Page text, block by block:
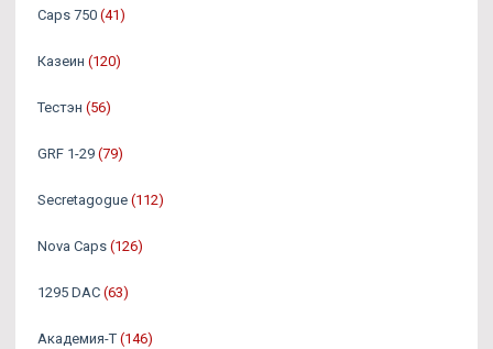
Caps 750 (41)
Казеин (120)
Тестэн (56)
GRF 1-29 (79)
Secretagogue (112)
Nova Caps (126)
1295 DAC (63)
Академия-Т (146)